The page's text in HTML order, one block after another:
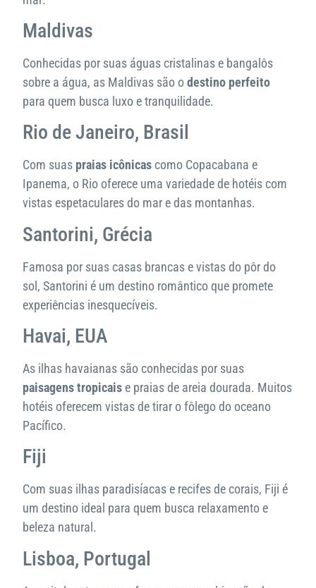
Maldivas
Conhecidas por suas águas cristalinas e bangalôs
sobre a água, as Maldivas são odestino perfeito
para quem busca luxo e tranquilidade.
Rio de Janeiro, Brasil
Com suas praias icônicas como Copacabana e
Ipanema, o Rio oferece uma variedade de hotéis com
vistas espetaculares do mar e das montanhas.
Santorini, Grécia
Famosa por suas casas brancas e vistas do pôr do
sol, Santorini é um destino romântico que promete
experiências inesquecíveis.
Havai, EUA
As ilhas havaianas são conhecidas por suas
paisagens tropicais e praias de areia dourada. Muitos
hotéis oferecem vistas de tirar o fôlego do oceano
Pacífico.
Fiji
Com suas ilhas paradisíacas e recifes de corais, Fiji é
um destino ideal para quem busca relaxamento e
beleza natural.
Lisboa, Portugal